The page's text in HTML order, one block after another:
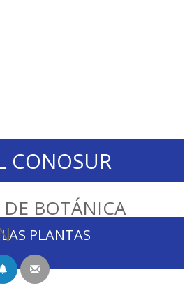
BOTÁNICA
CONOSUR
PLANTAS